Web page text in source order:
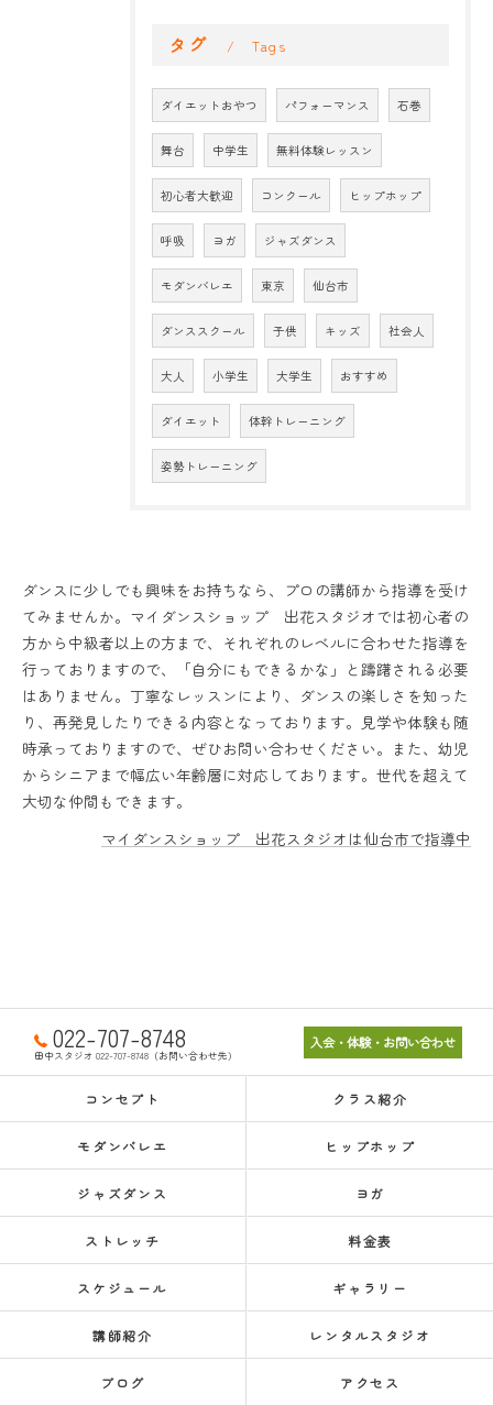
タグ Tags
ダイエットおやつ パフォーマンス 石巻
舞台 中学生 無料体験レッスン
初心者大歓迎 コンクール ヒップホップ
呼吸 ヨガ ジャズダンス
モダンバレエ 東京 仙台市
ダンススクール 子供 キッズ 社会人
大人 小学生 大学生 おすすめ
ダイエット 体幹トレーニング
姿勢トレーニング
ダンスに少しでも興味をお持ちなら、プロの講師から指導を受け
てみませんか。マイダンスショップ 出花スタジオでは初心者の
方から中級者以上の方まで、それぞれのレベルに合わせた指導を
行っておりますので、「自分にもできるかな」と躊躇される必要
はありません。丁寧なレッスンにより、ダンスの楽しさを知った
り、再発見したりできる内容となっております。見学や体験も随
時承っておりますので、ぜひお問い合わせください。また、幼児
からシニアまで幅広い年齢層に対応しております。世代を超えて
大切な仲間もできます。
マイダンスショップ 出花スタジオは仙台市で指導中
022-707-8748
田中スタジオ 022-707-8748（お問い合わせ先）
入会・体験・お問い合わせ
コンセプト クラス紹介
モダンバレエ ヒップホップ
ジャズダンス ヨガ
ストレッチ 料金表
スケジュール ギャラリー
講師紹介 レンタルスタジオ
ブログ アクセス